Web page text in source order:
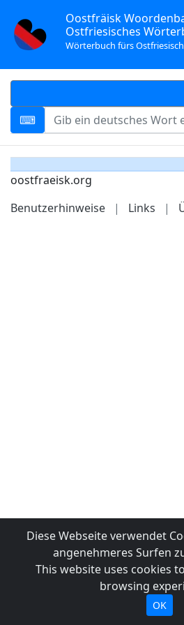
Oostfräisk
Ostfriesisches
Wörterbuch fürs
oostfraeisk.org
Benutzerhinweise
| Links |
Diese Webseite verwendet
angenehmeres Surfen
This website uses cookies
browsing
OK